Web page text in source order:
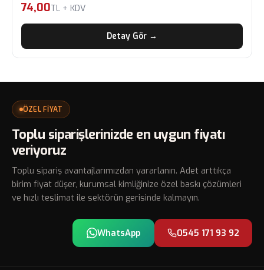
74,00TL + KDV
Detay Gör →
ÖZEL FİYAT
Toplu siparişlerinizde en uygun fiyatı
veriyoruz
Toplu sipariş avantajlarımızdan yararlanın. Adet arttıkça
birim fiyat düşer, kurumsal kimliğinize özel baskı çözümleri
ve hızlı teslimat ile sektörün gerisinde kalmayın.
WhatsApp 0545 171 93 92